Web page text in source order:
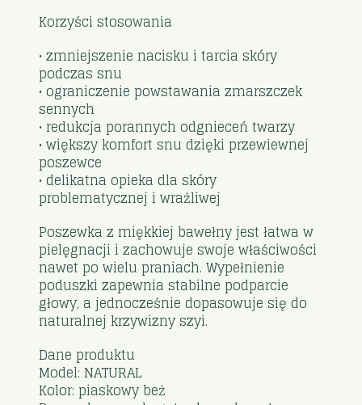
Korzyści stosowania
• zmniejszenie nacisku i tarcia skóry
podczas snu
• ograniczenie powstawania zmarszczek
sennych
• redukcja porannych odgnieceń twarzy
• większy komfort snu dzięki przewiewnej
poszewce
• delikatna opieka dla skóry
problematycznej i wrażliwej
Poszewka z miękkiej bawełny jest łatwa w
pielęgnacji i zachowuje swoje właściwości
nawet po wielu praniach. Wypełnienie
poduszki zapewnia stabilne podparcie
głowy, a jednocześnie dopasowuje się do
naturalnej krzywizny szyi.
Dane produktu
Model: NATURAL
Kolor: piaskowy beż